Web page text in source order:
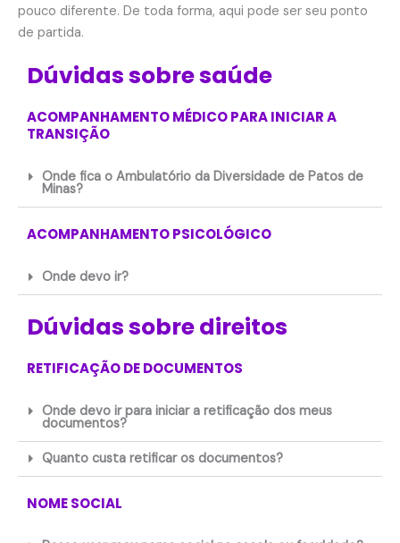
pouco diferente. De toda forma, aqui pode ser seu ponto
de partida.
Dúvidas sobre saúde
ACOMPANHAMENTO MÉDICO PARA INICIAR A
TRANSIÇÃO
Onde fica o Ambulatório da Diversidade de Patos de
Minas?
ACOMPANHAMENTO PSICOLÓGICO
Onde devo ir?
Dúvidas sobre direitos
RETIFICAÇÃO DE DOCUMENTOS
Onde devo ir para iniciar a retificação dos meus
documentos?
Quanto custa retificar os documentos?
NOME SOCIAL